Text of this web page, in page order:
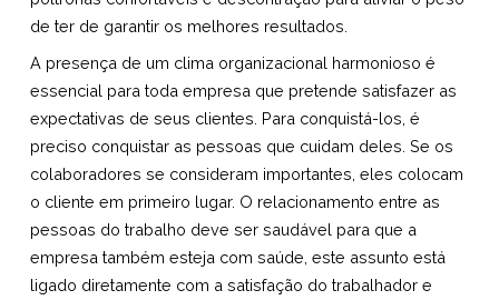
de ter de garantir os melhores resultados.
A presença de um clima organizacional harmonioso é
essencial para toda empresa que pretende satisfazer as
expectativas de seus clientes. Para conquistá-los, é
preciso conquistar as pessoas que cuidam deles. Se os
colaboradores se consideram importantes, eles colocam
o cliente em primeiro lugar. O relacionamento entre as
pessoas do trabalho deve ser saudável para que a
empresa também esteja com saúde, este assunto está
ligado diretamente com a satisfação do trabalhador e